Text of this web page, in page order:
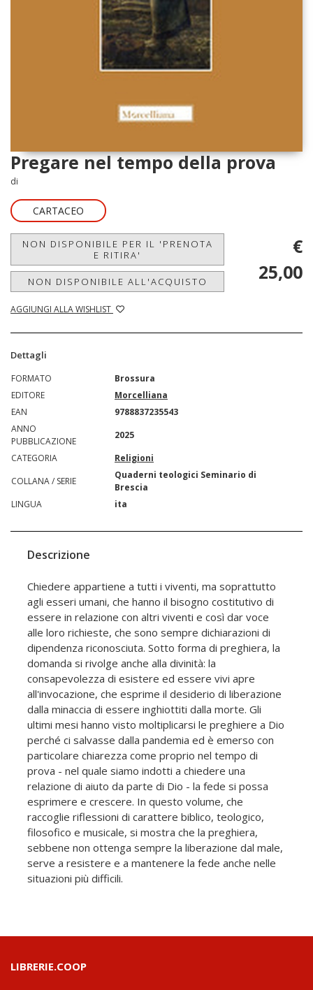
Pregare nel tempo della prova
di
CARTACEO
NON DISPONIBILE PER IL 'PRENOTA
E RITIRA'
NON DISPONIBILE ALL'ACQUISTO
AGGIUNGI ALLA WISHLIST
€
25,00
Dettagli
FORMATO
Brossura
EDITORE
Morcelliana
EAN
9788837235543
ANNO
PUBBLICAZIONE
2025
CATEGORIA
Religioni
COLLANA / SERIE
Quaderni teologici Seminario di
Brescia
LINGUA
ita
Descrizione
Chiedere appartiene a tutti i viventi, ma soprattutto
agli esseri umani, che hanno il bisogno costitutivo di
essere in relazione con altri viventi e così dar voce
alle loro richieste, che sono sempre dichiarazioni di
dipendenza riconosciuta. Sotto forma di preghiera, la
domanda si rivolge anche alla divinità: la
consapevolezza di esistere ed essere vivi apre
all'invocazione, che esprime il desiderio di liberazione
dalla minaccia di essere inghiottiti dalla morte. Gli
ultimi mesi hanno visto moltiplicarsi le preghiere a Dio
perché ci salvasse dalla pandemia ed è emerso con
particolare chiarezza come proprio nel tempo di
prova - nel quale siamo indotti a chiedere una
relazione di aiuto da parte di Dio - la fede si possa
esprimere e crescere. In questo volume, che
raccoglie riflessioni di carattere biblico, teologico,
filosofico e musicale, si mostra che la preghiera,
sebbene non ottenga sempre la liberazione dal male,
serve a resistere e a mantenere la fede anche nelle
situazioni più difficili.
LIBRERIE.COOP